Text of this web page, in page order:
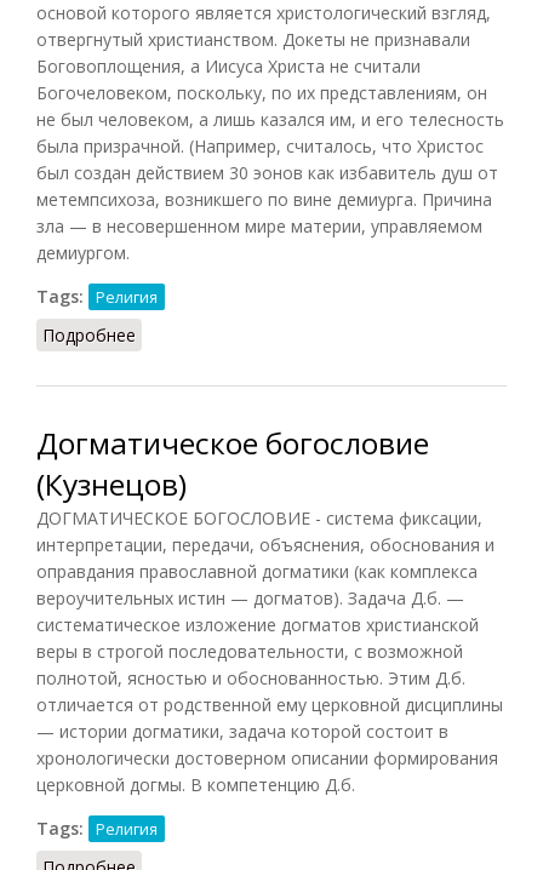
основой которого является христологический взгляд,
отвергнутый христианством. Докеты не признавали
Боговоплощения, а Иисуса Христа не считали
Богочеловеком, поскольку, по их представлениям, он
не был человеком, а лишь казался им, и его телесность
была призрачной. (Например, считалось, что Христос
был создан действием 30 эонов как избавитель душ от
метемпсихоза, возникшего по вине демиурга. Причина
зла — в несовершенном мире материи, управляемом
демиургом.
Tags:
Религия
Подробнее
Догматическое богословие
(Кузнецов)
ДОГМАТИЧЕСКОЕ БОГОСЛОВИЕ - система фиксации,
интерпретации, передачи, объяснения, обоснования и
оправдания православной догматики (как комплекса
вероучительных истин — догматов). Задача Д.б. —
систематическое изложение догматов христианской
веры в строгой последовательности, с возможной
полнотой, ясностью и обоснованностью. Этим Д.б.
отличается от родственной ему церковной дисциплины
— истории догматики, задача которой состоит в
хронологически достоверном описании формирования
церковной догмы. В компетенцию Д.б.
Tags:
Религия